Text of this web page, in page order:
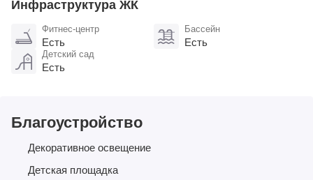
Инфраструктура ЖК
Фитнес-центр
Есть
Бассейн
Есть
Детский сад
Есть
Благоустройство
Декоративное освещение
Детская площадка